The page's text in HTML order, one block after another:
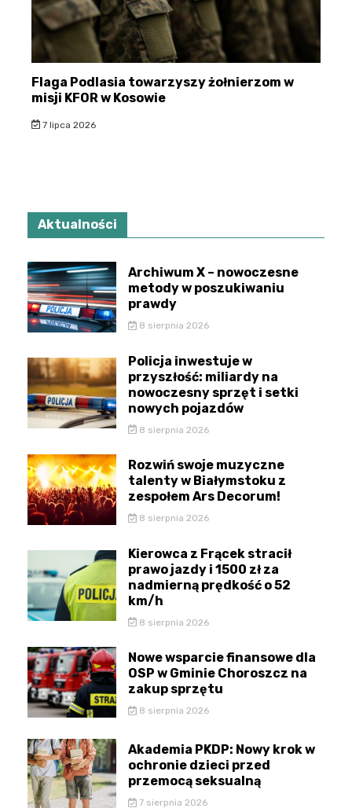
Flaga Podlasia towarzyszy żołnierzom w
misji KFOR w Kosowie
7 lipca 2026
Aktualności
Archiwum X – nowoczesne
metody w poszukiwaniu
prawdy
8 sierpnia 2026
Policja inwestuje w
przyszłość: miliardy na
nowoczesny sprzęt i setki
nowych pojazdów
8 sierpnia 2026
Rozwiń swoje muzyczne
talenty w Białymstoku z
zespołem Ars Decorum!
8 sierpnia 2026
Kierowca z Frącek stracił
prawo jazdy i 1500 zł za
nadmierną prędkość o 52
km/h
8 sierpnia 2026
Nowe wsparcie finansowe dla
OSP w Gminie Choroszcz na
zakup sprzętu
8 sierpnia 2026
Akademia PKDP: Nowy krok w
ochronie dzieci przed
przemocą seksualną
7 sierpnia 2026